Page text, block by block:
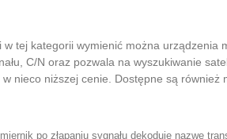
tej kategorii wymienić można urządzenia
C/N oraz pozwala na wyszukiwanie
nieco niższej cenie. Dostępne są
po złapaniu sygnału dekoduje nazwę